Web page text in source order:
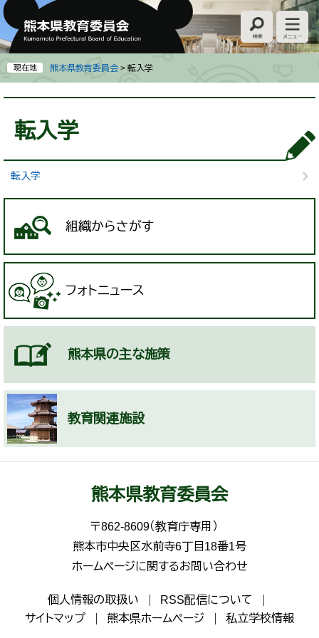
ペ
ー
ジ
の
先
頭
で
メ
ニ
ュ
ー
を
飛
ば
現在地 熊本県教育委員会 > 転入学
転入学
転入学
組織からさがす
フォトニュース
熊本県の主な施策
教育関連施設
熊本県教育委員会
〒862-8609（教育庁専用）
熊本市中央区水前寺6丁目18番1号
ホームページに関するお問い合わせ
個人情報の取扱い
RSS配信について
サイトマップ
熊本県ホームページ 私立学校情報